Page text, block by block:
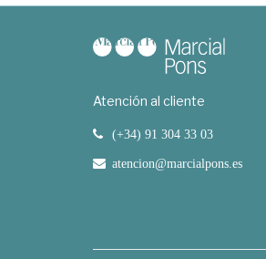
Atención al cliente
(+34) 91 304 33 03
atencion@marcialpons.es